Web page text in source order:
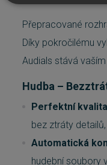
Přepracované
Díky pokročilému
Audials stává
Hudba –
Perfektní
bez ztráty
Automatická
hudební soubory
FUNKČNÍ
bez nezbytně nutných